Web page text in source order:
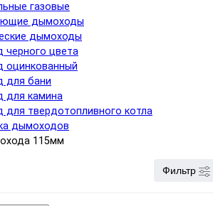
газовые
дымоходы
дымоходы
цвета
для бани
для камина
твердотопливного котла
дымоходов
115мм
Фильтр